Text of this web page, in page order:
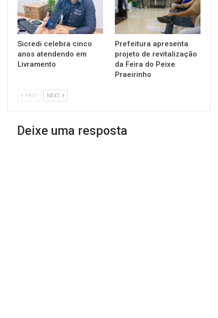
Sicredi celebra cinco
anos atendendo em
Livramento
Prefeitura apresenta
projeto de revitalização
da Feira do Peixe
Praeirinho
PREV NEXT
Deixe uma resposta